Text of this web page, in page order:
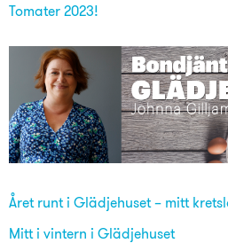
Tomater 2023!
Året runt i Glädjehuset – mitt
Mitt i vintern i Glädjehuset